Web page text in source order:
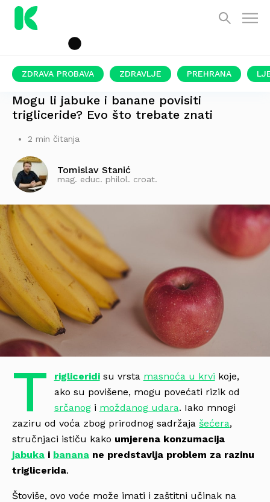
ZDRAVA PROBAVA ZDRAVLJE PREHRANA
Mogu li jabuke i banane povisiti
trigliceride? Evo što trebate znati
2 min čitanja
Tomislav Stanić
mag. educ. philol. croat.
T rigliceridisu vrsta masnoća u krvi koje,
ako su povišene, mogu povećati rizik od
srčanogi moždanog udara. Iako mnogi
zaziru od voća zbog prirodnog sadržaja šećera,
stručnjaci ističu kako umjerena konzumacija
jabuka i banana ne predstavlja problem za razinu
triglicerida.
Štoviše, ovo voće može imati i zaštitni učinak na